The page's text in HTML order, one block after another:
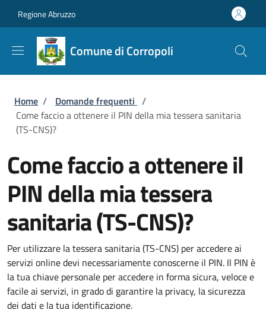
Regione Abruzzo
Comune di Corropoli
Briciole di pane
Home / Domande frequenti /
Come faccio a ottenere il PIN della mia tessera sanitaria
(TS-CNS)?
Come faccio a ottenere il
PIN della mia tessera
sanitaria (TS-CNS)?
Per utilizzare la tessera sanitaria (TS-CNS) per accedere ai
servizi online devi necessariamente conoscerne il PIN. Il PIN è
la tua chiave personale per accedere in forma sicura, veloce e
facile ai servizi, in grado di garantire la privacy, la sicurezza
dei dati e la tua identificazione.